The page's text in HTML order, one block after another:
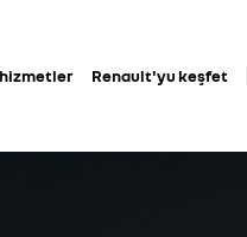
hizmetler Renault'yu keşfet